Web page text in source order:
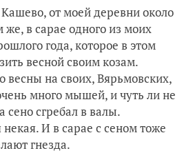
от моей деревни около
в сарае одного из моих
года, которое в этом
весной своим козам.
весны на своих, Вярьмовских,
много мышей, и чуть ли не
сено сгребал в валы.
И в сарае с сеном тоже
гнезда.